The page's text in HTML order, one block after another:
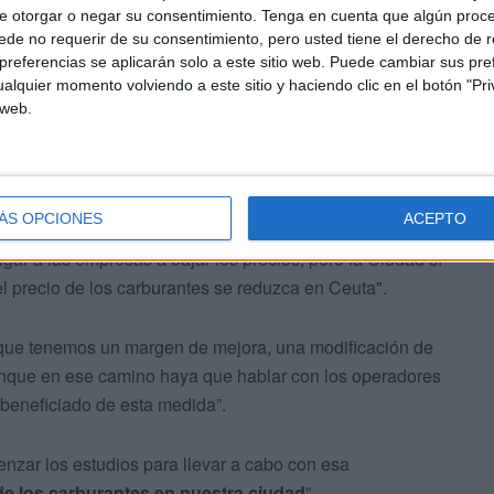
otorgar o negar su consentimiento. Tenga en cuenta que algún
no requerir de su consentimiento, pero usted tiene el derecho de
se aplicarán solo a este sitio web. Puede cambiar sus
momento volviendo a este sitio y haciendo clic en el botón
OPCIONES ACEPTO
en la ciudad y lo peor es que si hacemos una
muy mal parados”, ha indicado.
, Fatima Hamed ha recordado que “los
precios de
a las empresas a bajar los precios, pero la Ciudad sí
de los carburantes se reduzca en Ceuta".
tenemos un margen de mejora, una modificación de
en ese camino haya que hablar con los operadores
de esta medida”.
los estudios para llevar a cabo con esa